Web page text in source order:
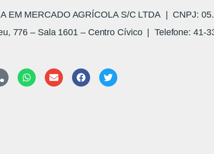
EM MERCADO AGRÍCOLA S/C LTDA | CNPJ:
776 – Sala 1601 – Centro Cívico | Telefone: 41-